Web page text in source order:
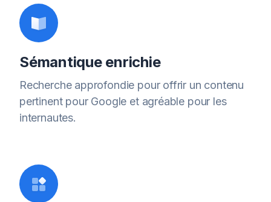
Sémantique enrichie
Recherche approfondie pour offrir un contenu
pertinent pour Google et agréable pour les
internautes.